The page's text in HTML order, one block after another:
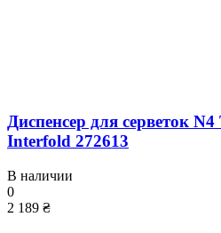
Диспенсер для серветок
Interfold 272613
В наличии
0
2 189 ₴